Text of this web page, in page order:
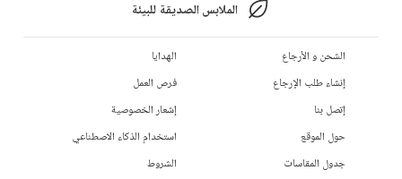
الملابس الصديقة للبيئة
الشحن و الأرجاع
إنشاء طلب الإرجاع
إتصل بنا
حول الموقع
جدول المقاسات
الهدايا
فرص العمل
إشعار الخصوصية
استخدام الذكاء الاصطناعي
الشروط